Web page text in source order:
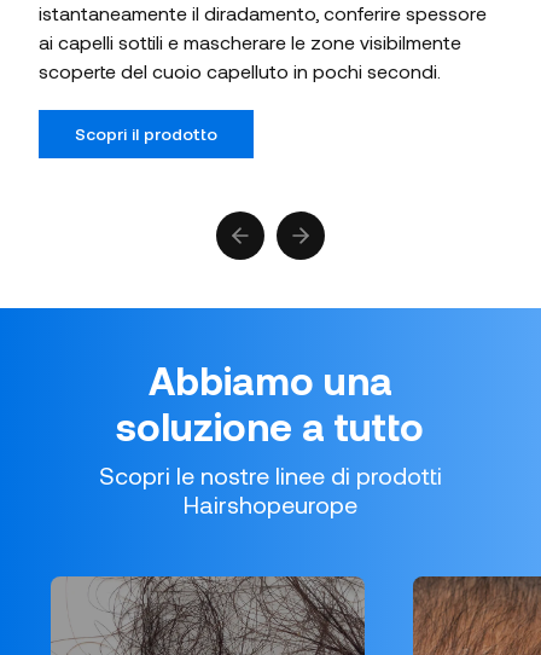
istantaneamente il diradamento, conferire spessore
ai capelli sottili e mascherare le zone visibilmente
scoperte del cuoio capelluto in pochi secondi.
Scopri il prodotto
Previous slide
Next slide
Abbiamo una
soluzione a tutto
Scopri le nostre linee di prodotti
Hairshopeurope